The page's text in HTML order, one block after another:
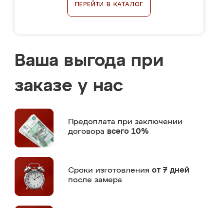
ПЕРЕЙТИ В КАТАЛОГ
Ваша выгода при
заказе у нас
Предоплата при заключении
договора всего 10%
Сроки изготовления от 7 дней
после замера